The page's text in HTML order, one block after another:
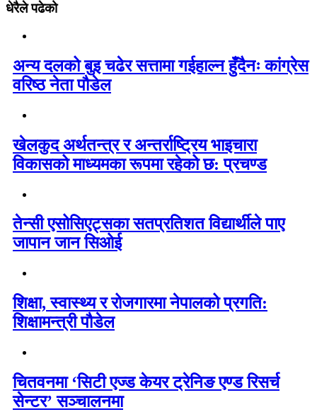
धेरैले पढेको
अन्य दलको बुइ चढेर सत्तामा गईहाल्न हुँदैनः कांग्रेस
वरिष्ठ नेता पौडेल
खेलकुद अर्थतन्त्र र अन्तर्राष्ट्रिय भाइचारा
विकासको माध्यमका रूपमा रहेको छ: प्रचण्ड
तेन्सी एसोसिएट्सका सतप्रतिशत विद्यार्थीले पाए
जापान जान सिओई
शिक्षा, स्वास्थ्य र रोजगारमा नेपालको प्रगति:
शिक्षामन्त्री पौडेल
चितवनमा ‘सिटी एज्ड केयर ट्रेनिङ एण्ड रिसर्च
सेन्टर’ सञ्चालनमा